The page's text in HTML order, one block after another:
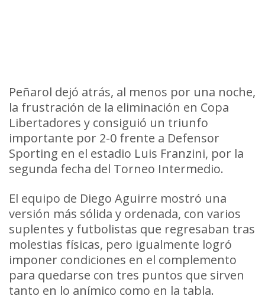
Peñarol dejó atrás, al menos por una noche,
la frustración de la eliminación en Copa
Libertadores y consiguió un triunfo
importante por 2-0 frente a Defensor
Sporting en el estadio Luis Franzini, por la
segunda fecha del Torneo Intermedio.
El equipo de Diego Aguirre mostró una
versión más sólida y ordenada, con varios
suplentes y futbolistas que regresaban tras
molestias físicas, pero igualmente logró
imponer condiciones en el complemento
para quedarse con tres puntos que sirven
tanto en lo anímico como en la tabla.